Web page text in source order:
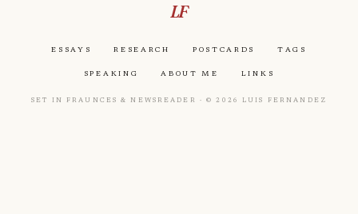
LF
Essays Research Postcards Tags
Speaking About Me Links
Set in Fraunces & Newsreader · © 2026 Luis Fernandez